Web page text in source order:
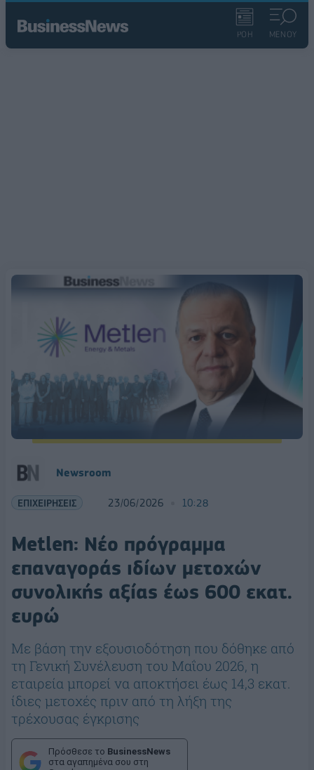
ΡΟΗ ΜΕΝΟΥ
Νewsroom
ΕΠΙΧΕΙΡΗΣΕΙΣ 23/06/2026 10:28
Metlen: Νέο πρόγραμμα
επαναγοράς ιδίων μετοχών
συνολικής αξίας έως 600 εκατ.
ευρώ
Με βάση την εξουσιοδότηση που δόθηκε από
τη Γενική Συνέλευση του Μαΐου 2026, η
εταιρεία μπορεί να αποκτήσει έως 14,3 εκατ.
ίδιες μετοχές πριν από τη λήξη της
τρέχουσας έγκρισης
Πρόσθεσε το BusinessNews
στα αγαπημένα σου στη